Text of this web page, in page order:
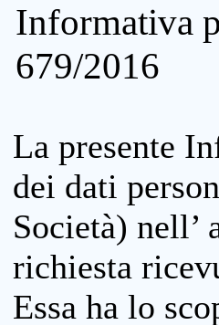
Informativa
679/2016
La presente
dei dati
Società)
richiesta
Essa ha lo